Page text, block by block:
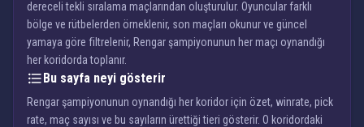
dereceli tekli sıralama maçlarından oluşturulur. Oyuncular farklı
bölge ve rütbelerden örneklenir, son maçları okunur ve güncel
yamaya göre filtrelenir, Rengar şampiyonunun her maçı oynandığı
her koridorda toplanır.
Bu sayfa neyi gösterir
Rengar şampiyonunun oynandığı her koridor için özet, winrate, pick
rate, maç sayısı ve bu sayıların ürettiği tieri gösterir. O koridordaki